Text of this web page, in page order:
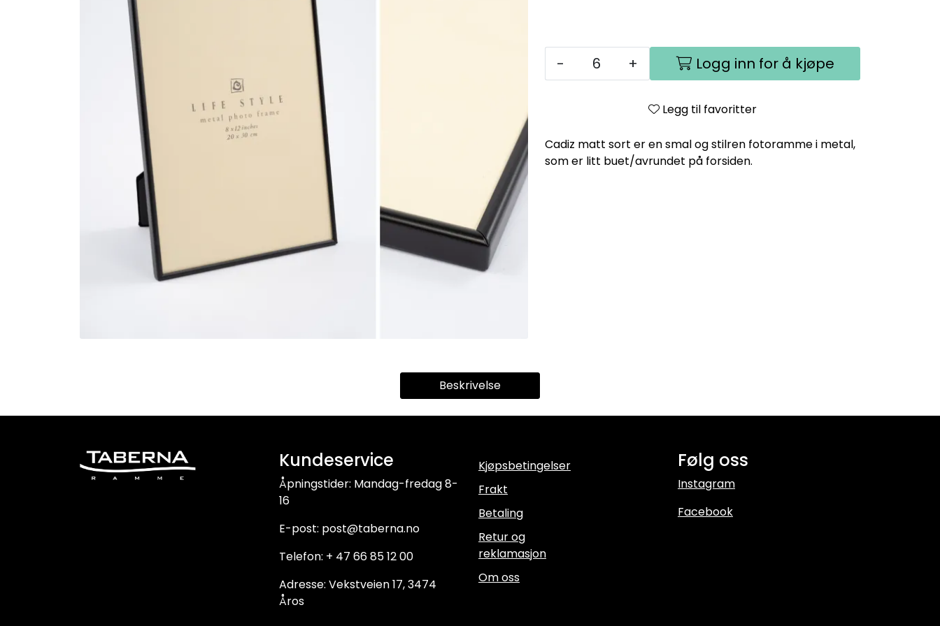
- + Logg inn for å kjøpe
Legg til favoritter
Cadiz matt sort er en smal og stilren fotoramme i metal,
som er litt buet/avrundet på forsiden.
Beskrivelse
Kundeservice
Åpningstider: Mandag-fredag 8-
16
E-post: post@taberna.no
Telefon: + 47 66 85 12 00
Adresse: Vekstveien 17, 3474
Åros
Kjøpsbetingelser
Frakt
Betaling
Retur og
reklamasjon
Om oss
Følg oss
Instagram
Facebook